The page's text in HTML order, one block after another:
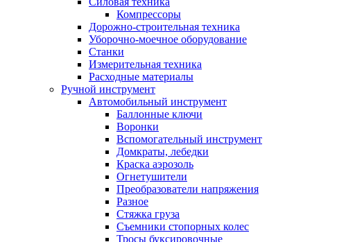
Компрессоры
Дорожно-строительная техника
Уборочно-моечное оборудование
Станки
Измерительная техника
Расходные материалы
Ручной инструмент
Автомобильный инструмент
Баллонные ключи
Воронки
Вспомогательный инструмент
Домкраты, лебедки
Краска аэрозоль
Огнетушители
Преобразователи напряжения
Разное
Стяжка груза
Съемники стопорных колес
Тросы буксировочные